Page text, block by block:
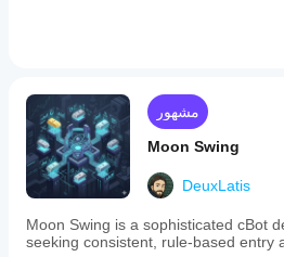
مشهور
Moon Swing
DeuxLatis
Moon Swing is a sophisticated cBot
seeking consistent, rule-based entry